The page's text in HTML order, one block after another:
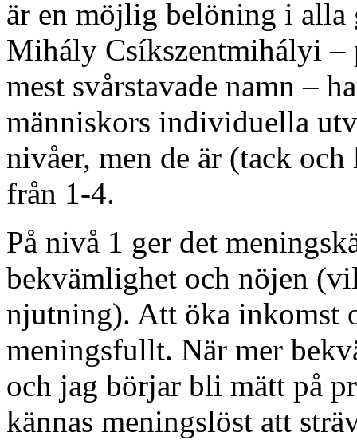
är en möjlig belöning i alla
Mihály Csíkszentmihályi –
mest svårstavade namn –
människors individuella
nivåer, men de är (tack
från 1-4.
På nivå 1 ger det
bekvämlighet och nöjen
njutning). Att öka inkomst
meningsfullt. När mer
och jag börjar bli mätt på
kännas meningslöst att